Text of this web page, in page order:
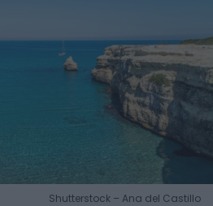
Shutterstock – Ana del Castillo